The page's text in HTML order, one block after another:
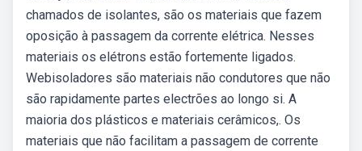
chamados de isolantes, são os materiais que fazem
oposição à passagem da corrente elétrica. Nesses
materiais os elétrons estão fortemente ligados.
Webisoladores são materiais não condutores que não
são rapidamente partes electrões ao longo si. A
maioria dos plásticos e materiais cerâmicos,. Os
materiais que não facilitam a passagem de corrente